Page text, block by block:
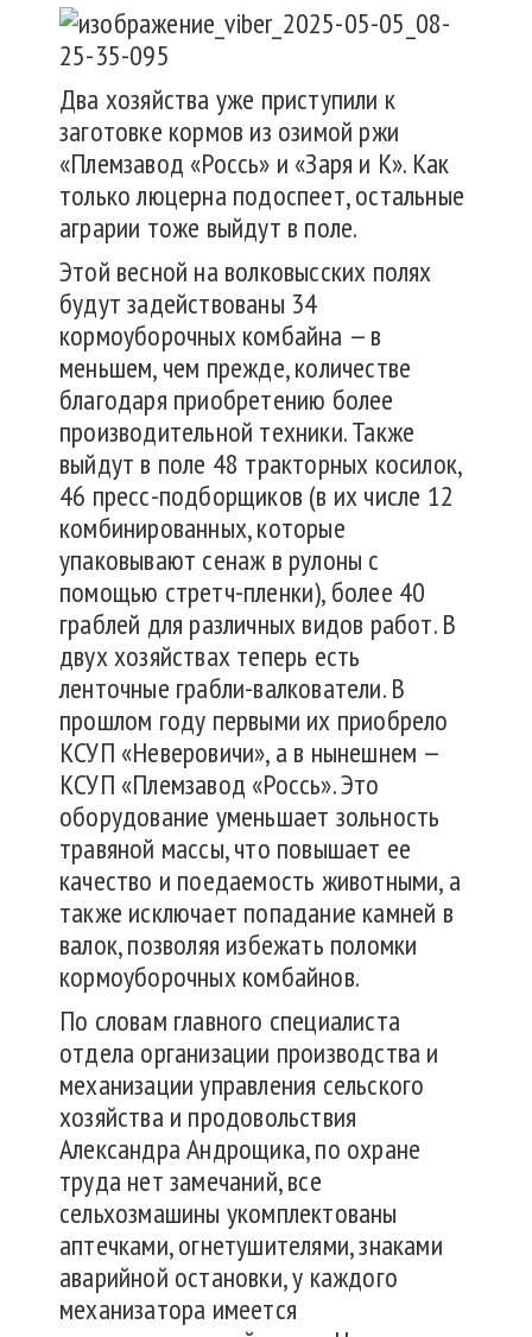
Два хозяйства уже приступили к
заготовке кормов из озимой ржи
«Племзавод «Россь» и «Заря и К». Как
только люцерна подоспеет, остальные
аграрии тоже выйдут в поле.
Этой весной на волковысских полях
будут задействованы 34
кормоуборочных комбайна — в
меньшем, чем прежде, количестве
благодаря приобретению более
производительной техники. Также
выйдут в поле 48 тракторных косилок,
46 пресс-подборщиков (в их числе 12
комбинированных, которые
упаковывают сенаж в рулоны с
помощью стретч-пленки), более 40
граблей для различных видов работ. В
двух хозяйствах теперь есть
ленточные грабли-валкователи. В
прошлом году первыми их приобрело
КСУП «Неверовичи», а в нынешнем —
КСУП «Племзавод «Россь». Это
оборудование уменьшает зольность
травяной массы, что повышает ее
качество и поедаемость животными, а
также исключает попадание камней в
валок, позволяя избежать поломки
кормоуборочных комбайнов.
По словам главного специалиста
отдела организации производства и
механизации управления сельского
хозяйства и продовольствия
Александра Андрощика, по охране
труда нет замечаний, все
сельхозмашины укомплектованы
аптечками, огнетушителями, знаками
аварийной остановки, у каждого
механизатора имеется